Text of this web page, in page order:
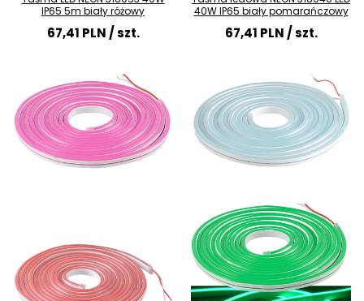
IP65 5m biały różowy
67,41 PLN/ szt.
40W IP65 biały pomarańczowy
67,41 PLN/ szt.